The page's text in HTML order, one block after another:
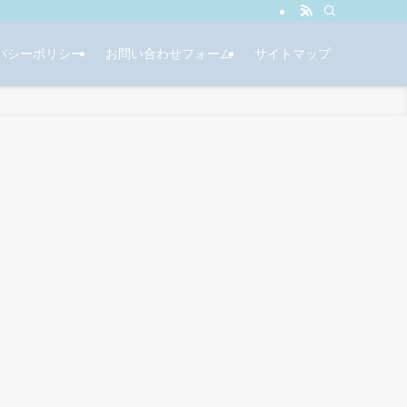
シーポリシー お問い合わせフォーム サイトマップ